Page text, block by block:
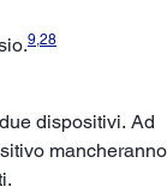
9,28
dispositivi. Ad